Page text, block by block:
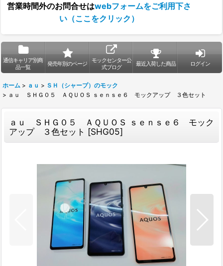
営業時間外のお問合せはwebフォームをご利用下さ
い（ここをクリック）
通信キャリア別商
品一覧
発売年別のページ
モックセンター公
式ブログ
最近入荷した商品 ログイン
ホーム > ａｕ > ＳＨ（シャープ）のモック
> ａｕ ＳＨＧ０５ ＡＱＵＯＳ ｓｅｎｓｅ６ モックアップ ３色セット
ａｕ ＳＨＧ０５ ＡＱＵＯＳ ｓｅｎｓｅ６ モック
アップ ３色セット [SHG05]